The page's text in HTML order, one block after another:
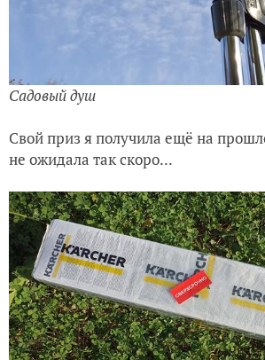
Садовый душ
Свой приз я получила ещё на
не ожидала так скоро...